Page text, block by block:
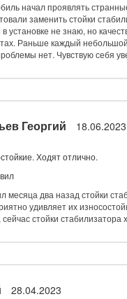
начал проявлять
заменить стойки
установке не знаю, но
Раньше каждый
нет. Чувствую себя
Георгий 18.06.2023
Ходят отлично.
месяца два назад стойки
удивляет их
стойки
28.04.2023